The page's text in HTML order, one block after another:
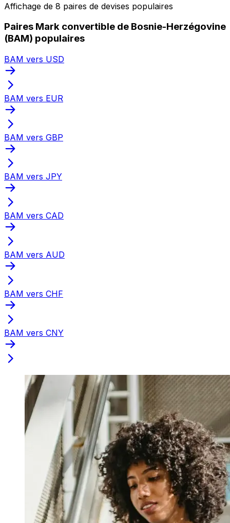
Affichage de 8 paires de devises populaires
Paires Mark convertible de Bosnie-Herzégovine
(BAM) populaires
BAM vers USD
BAM vers EUR
BAM vers GBP
BAM vers JPY
BAM vers CAD
BAM vers AUD
BAM vers CHF
BAM vers CNY